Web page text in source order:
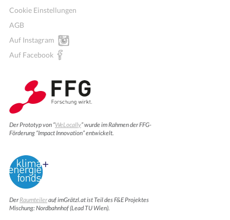
Cookie Einstellungen
AGB
Auf Instagram
Auf Facebook
Der Prototyp von “WeLocally” wurde im Rahmen der FFG-
Förderung “Impact Innovation” entwickelt.
DerRaumteilerauf imGrätzl.at ist Teil des F&E Projektes
Mischung: Nordbahnhof (Lead TU Wien).